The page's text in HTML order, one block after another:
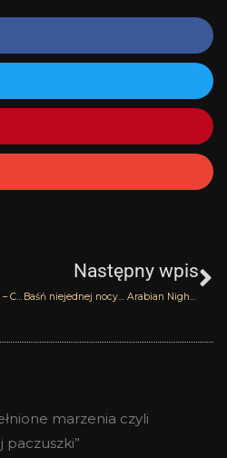
O tym, jak łatwo przejść na dietę – Chocolat Il Profvmo
Następny wpis
Baśń niejednej nocy… Arabian Nights Jesus del Pozo
marzenia czyli
paczuszki”